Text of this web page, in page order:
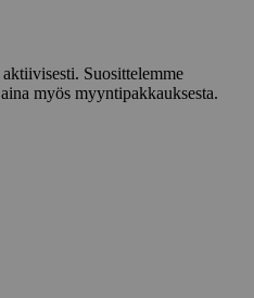
Suosittelemme
myös myyntipakkauksesta.